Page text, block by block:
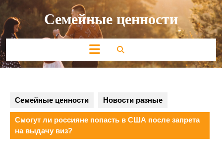
Перейти
содержимому Семейные ценности
Кнопка
Открыть
Семейные ценности Новости разные
Смогут ли россияне попасть в США после запрета
на выдачу виз?